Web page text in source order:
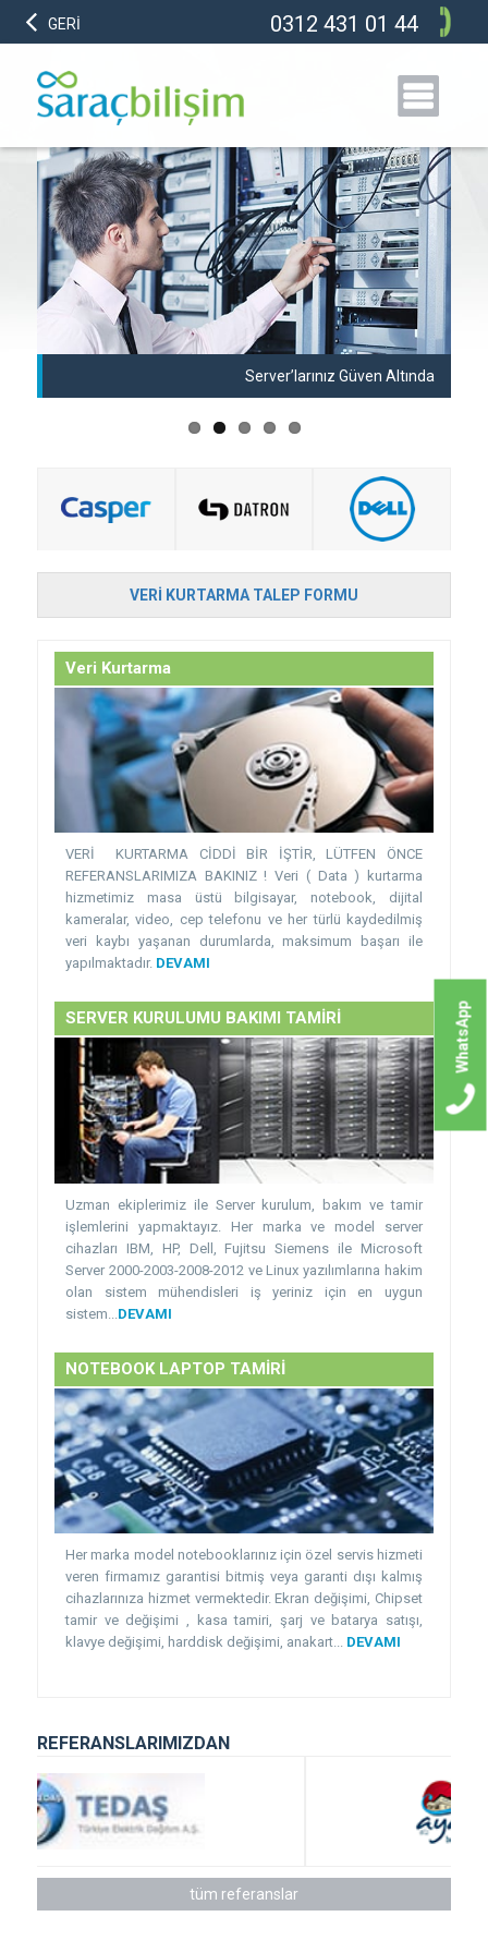
GERİ 0312 431 01 44
Server’larınız Güven Altında
VERI KURTARMA TALEP FORMU
Veri Kurtarma
VERİ KURTARMA CİDDİ BİR İŞTİR, LÜTFEN ÖNCE
REFERANSLARIMIZA BAKINIZ ! Veri ( Data ) kurtarma
hizmetimiz masa üstü bilgisayar, notebook, dijital
kameralar, video, cep telefonu ve her türlü kaydedilmiş
veri kaybı yaşanan durumlarda, maksimum başarı ile
yapılmaktadır. DEVAMI
SERVER KURULUMU BAKIMI TAMİRİ
Uzman ekiplerimiz ile Server kurulum, bakım ve tamir
işlemlerini yapmaktayız. Her marka ve model server
cihazları IBM, HP, Dell, Fujitsu Siemens ile Microsoft
Server 2000-2003-2008-2012 ve Linux yazılımlarına hakim
olan sistem mühendisleri iş yeriniz için en uygun
sistem... DEVAMI
NOTEBOOK LAPTOP TAMİRİ
Her marka model notebooklarınız için özel servis hizmeti
veren firmamız garantisi bitmiş veya garanti dışı kalmış
cihazlarınıza hizmet vermektedir. Ekran değişimi, Chipset
tamir ve değişimi , kasa tamiri, şarj ve batarya satışı,
klavye değişimi, harddisk değişimi, anakart... DEVAMI
REFERANSLARIMIZDAN
tüm referanslar
WhatsApp